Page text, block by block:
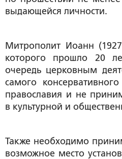
выдающейся личности.
Митрополит Иоанн
которого прошло 20
очередь церковным
самого
православия и не
в культурной и
Также необходимо
возможное место